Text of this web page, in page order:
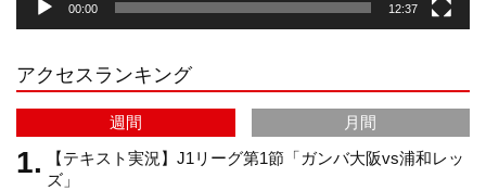
r
a
m
e
C
h
00:00 12:37
アクセスランキング
週間
月間
【テキスト実況】J1リーグ第1節「ガンバ大阪vs浦和レッ
ズ」